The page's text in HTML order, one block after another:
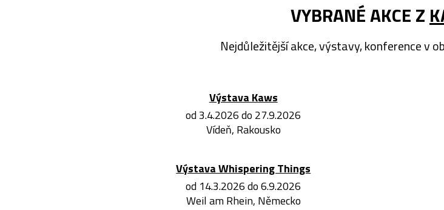
VYBRANÉ AKCE Z
Nejdůležitější akce, výstavy, konference v
Výstava Kaws
od 3.4.2026 do 27.9.2026
Vídeň, Rakousko
Výstava Whispering Things
od 14.3.2026 do 6.9.2026
Weil am Rhein, Německo